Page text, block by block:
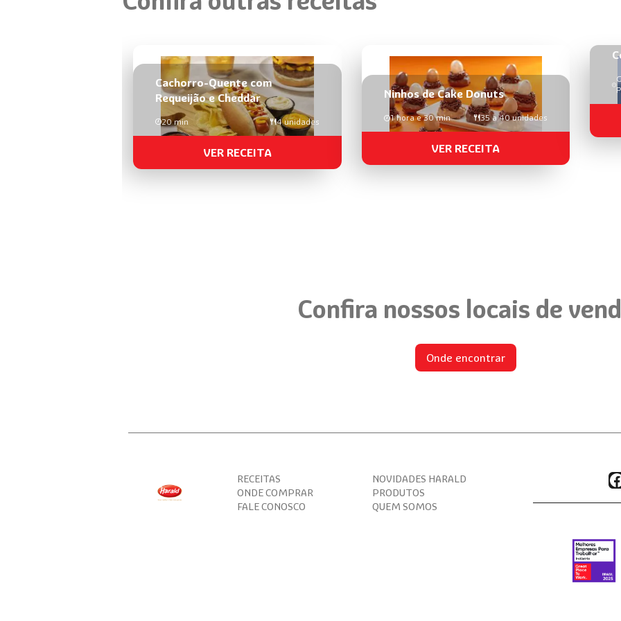
Cachorro-Quente com
Requeijão e Cheddar
20 min 4 unidades
VER RECEITA
Ninhos de Cake Donuts
1 hora e 30 min 35 a 40 unidades
VER RECEITA
Confira nossos locais de
Onde encontrar
RECEITAS
NOVIDADES HARALD
ONDE COMPRAR
PRODUTOS
FALE CONOSCO
QUEM SOMOS